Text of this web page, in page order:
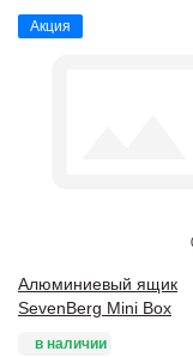
Акция
Алюминиевый ящик
SevenBerg Mini Box
в наличии